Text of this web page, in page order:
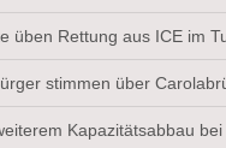
üben Rettung aus ICE im
stimmen über
Kapazitätsabbau